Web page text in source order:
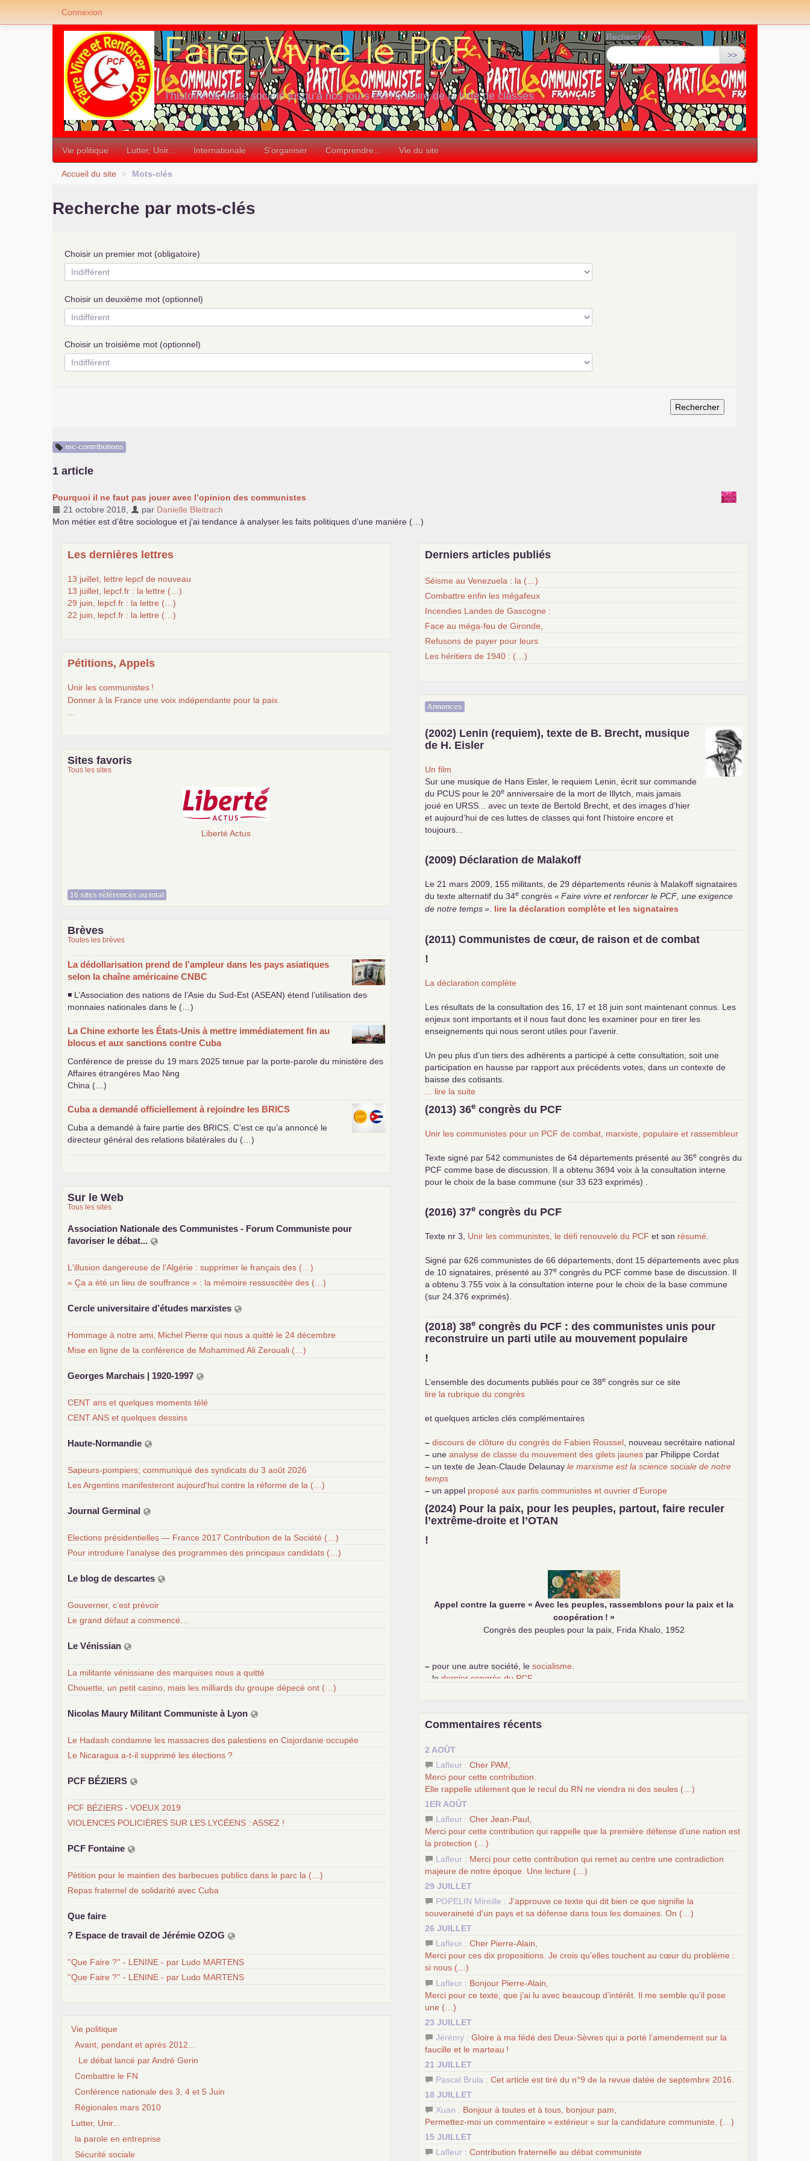
«
l’histoire de toute société jusqu’à nos jours est l’histoire de la lutte de classes
»
Rechercher :
>>
Vie politique Lutter, Unir... Internationale S’organiser Comprendre... Vie du site
Accueil du site > Mots-clés
Recherche par mots-clés
Choisir un premier mot (obligatoire)
Choisir un deuxième mot (optionnel)
Choisir un troisième mot (optionnel)
mc-contributions
1 article
Pourquoi il ne faut pas jouer avec l’opinion des communistes
21 octobre 2018
par Danielle Bleitrach
Mon métier est d’être sociologue et j’ai tendance à analyser les faits politiques d’une manière (…)
Les dernières lettres
13 juillet, lettre lepcf de nouveau
13 juillet, lepcf.fr : la lettre (…)
29 juin, lepcf.fr : la lettre (…)
22 juin, lepcf.fr : la lettre (…)
Pétitions, Appels
Unir les communistes !
Donner à la France une voix indépendante pour la paix
Sites favoris
Tous les sites
Liberté Actus
16 sites référencés au total
Brèves
Toutes les brèves
La dédollarisation prend de l’ampleur dans les pays asiatiques
selon la chaîne américaine CNBC
◾ L’Association des nations de l’Asie du Sud-Est (ASEAN) étend l’utilisation des
monnaies nationales dans le (…)
La Chine exhorte les États-Unis à mettre immédiatement fin au
blocus et aux sanctions contre Cuba
Conférence de presse du 19 mars 2025 tenue par la porte-parole du ministère des
Affaires étrangères Mao Ning
China (…)
Cuba a demandé officiellement à rejoindre les BRICS
Cuba a demandé à faire partie des BRICS . C’est ce qu’a annoncé le
directeur général des relations bilatérales du (…)
Sur le Web
Tous les sites
Association Nationale des Communistes - Forum Communiste pour
favoriser le débat...
L'illusion dangereuse de l'Algérie : supprimer le français des (…)
« Ça a été un lieu de souffrance » : la mémoire ressuscitée des (…)
Cercle universitaire d’études marxistes
Hommage à notre ami, Michel Pierre qui nous a quitté le 24 décembre
Mise en ligne de la conférence de Mohammed Ali Zerouali (…)
Georges Marchais | 1920-1997
CENT ans et quelques moments télé
CENT ANS et quelques dessins
Haute-Normandie
Sapeurs-pompiers; communiqué des syndicats du 3 août 2026
Les Argentins manifesteront aujourd'hui contre la réforme de la (…)
Journal Germinal
Elections présidentielles — France 2017 Contribution de la Société (…)
Pour introduire l’analyse des programmes des principaux candidats (…)
Le blog de descartes
Gouverner, c’est prévoir
Le grand défaut a commencé…
Le Vénissian
La militante vénissiane des marquises nous a quitté
Chouette, un petit casino, mais les milliards du groupe dépecé ont (…)
Nicolas Maury Militant Communiste à Lyon
Le Hadash condamne les massacres des palestiens en Cisjordanie occupée
Le Nicaragua a-t-il supprimé les élections ?
PCF BÉZIERS
PCF BÉZIERS - VOEUX 2019
VIOLENCES POLICIÈRES SUR LES LYCÉENS : ASSEZ !
PCF Fontaine
Pétition pour le maintien des barbecues publics dans le parc la (…)
Repas fraternel de solidarité avec Cuba
Que faire
? Espace de travail de Jérémie OZOG
''Que Faire ?'' - LENINE - par Ludo MARTENS
''Que Faire ?'' - LENINE - par Ludo MARTENS
Vie politique
Avant, pendant et après 2012...
Le débat lancé par André Gerin
Combattre le FN
Conférence nationale des 3, 4 et 5 Juin
Régionales mars 2010
Lutter, Unir...
la parole en entreprise
Sécurité sociale
Derniers articles publiés
Séisme au Venezuela : la (…)
Combattre enfin les mégafeux
Incendies Landes de Gascogne :
Face au méga-feu de Gironde,
Refusons de payer pour leurs
Les héritiers de 1940 : (…)
Annonces
(2002) Lenin (requiem), texte de B. Brecht, musique
de H. Eisler
Un film
Sur une musique de Hans Eisler, le requiem Lenin, écrit sur commande
du PCUS pour le 20e anniversaire de la mort de Illytch, mais jamais
joué en URSS ... avec un texte de Bertold Brecht, et des images d’hier
et aujourd’hui de ces luttes de classes qui font l’histoire encore et
toujours...
(2009) Déclaration de Malakoff
Le 21 mars 2009, 155 militants, de 29 départements réunis à Malakoff signataires
du texte alternatif du 34e congrès « Faire vivre et renforcer lePCF , une exigence
de notre temps » lire la déclaration complète et les signataires
(2011) Communistes de cœur, de raison et de combat
!
La déclaration complète
Les résultats de la consultation des 16, 17 et 18 juin sont maintenant connus. Les
enjeux sont importants et il nous faut donc les examiner pour en tirer les
enseignements qui nous seront utiles pour l’avenir.
Un peu plus d’un tiers des adhérents a participé à cette consultation, soit une
participation en hausse par rapport aux précédents votes, dans un contexte de
baisse des cotisants.
... lire la suite
(2013) 36e congrès du PCF
Unir les communistes pour un PCF de combat, marxiste, populaire et rassembleur
Texte signé par 542 communistes de 64 départements présenté au 36e congrès du
PCF comme base de discussion. Il a obtenu 3694 voix à la consultation interne
pour le choix de la base commune (sur 33 623 exprimés) .
(2016) 37e congrès du PCF
Texte nr 3, Unir les communistes, le défi renouvelé du PCF et son résumé
Signé par 626 communistes de 66 départements, dont 15 départements avec plus
de 10 signataires, présenté au 37e congrès du PCF comme base de discussion. Il
a obtenu 3.755 voix à la consultation interne pour le choix de la base commune
(sur 24.376 exprimés).
(2018) 38e congrès du PCF : des communistes unis pour
reconstruire un parti utile au mouvement populaire
!
L’ensemble des documents publiés pour ce 38e congrès sur ce site
lire la rubrique du congrès
et quelques articles clés complémentaires
– discours de clôture du congrès de Fabien Roussel , nouveau secrétaire national
– uneanalyse de classe du mouvement des gilets jaunes par Philippe Cordat
– un texte de Jean-Claude Delaunayle marxisme est la science sociale de notre
temps
– un appel proposé aux partis communistes et ouvrier d’Europe
–
demandez
le numéro 10 de la revue Unir les Communistes
–lescinq chantiers pour contribuer au débat sur le projet communiste
(2024) Pour la paix, pour les peuples, partout, faire reculer
l’extrême-droite et l’OTAN
!
Appel contre la guerre « Avec les peuples, rassemblons pour la paix et la
coopération ! »
Congrès des peuples pour la paix, Frida Khalo, 1952
– pour une autre société, lesocialisme
ledernier congrès du PCF
temps
– lescinq chantiers pour contribuer au débat sur le projet communiste
Commentaires récents
2 AOÛT
Lafleur :Cher PAM
Merci pour cette contribution.
Elle rappelle utilement que le recul du RN ne viendra ni des seules (…)
1ER AOÛT
Lafleur :Cher Jean-Paul,
Merci pour cette contribution qui rappelle que la première défense d’une nation est
la protection (…)
Lafleur : Merci pour cette contribution qui remet au centre une contradiction
majeure de notre époque. Une lecture (…)
29 JUILLET
POPELIN Mireille :J’approuve ce texte qui dit bien ce que signifie la
souveraineté d’un pays et sa défense dans tous les domaines. On (…)
26 JUILLET
Lafleur :Cher Pierre-Alain,
Merci pour ces dix propositions. Je crois qu’elles touchent au cœur du problème :
si nous (…)
Lafleur : Bonjour Pierre-Alain,
Merci pour ce texte, que j’ai lu avec beaucoup d’intérêt. Il me semble qu’il pose
une (…)
23 JUILLET
Jérémy :Gloire à ma fédé des Deux-Sèvres qui a porté l’amendement sur la
faucille et le marteau !
21 JUILLET
Pascal Brula :Cet article est tiré du n°9 de la revue datée de septembre 2016.
18 JUILLET
Xuan : Bonjour à toutes et à tous, bonjour pam,
Permettez-moi un commentaire « extérieur » sur la candidature communiste. (…)
15 JUILLET
Lafleur :Contribution fraternelle au débat communiste
Connexion